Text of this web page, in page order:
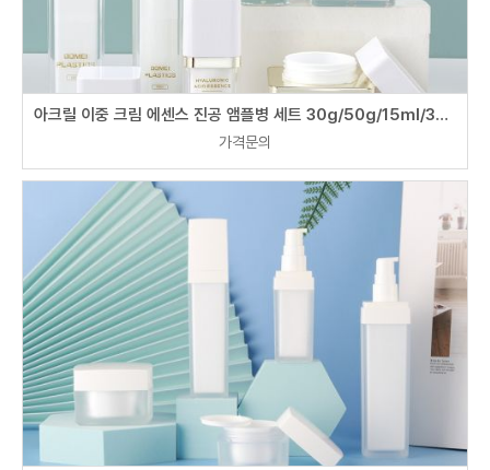
아크릴 이중 크림 에센스 진공 앰플병 세트 30g/50g/15ml/30ml/50ml/100ml
가격문의